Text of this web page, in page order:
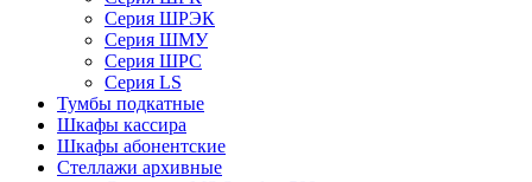
Серия ШРЭК
Серия ШМУ
Серия ШРС
Серия LS
Тумбы подкатные
Шкафы кассира
Шкафы абонентские
Стеллажи архивные